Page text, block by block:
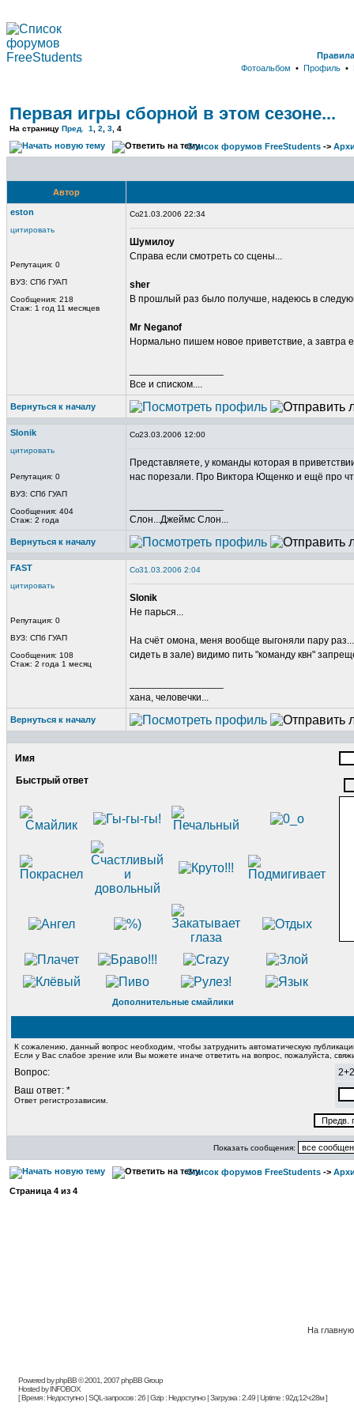
Правила
Фотоальбом • Профиль•
Первая игры сборной в этом сезоне...
На страницу Пред. 1 2 3 4
Список форумов FreeStudents ->
Автор
eston
цитировать
Репутация: 0
ВУЗ: СПб ГУАП
Сообщения: 218
Стаж: 1 год 11 месяцев
21.03.2006 22:34
Шумилоу
Справа если смотреть со сцены...
sher
В прошлый раз было получше, надеюсь в
Mr Neganof
Нормально пишем новое приветствие, а завтра
Все и списком....
Вернуться к началу
Slonik
цитировать
Репутация: 0
ВУЗ: СПб ГУАП
Сообщения: 404
Стаж: 2 года
23.03.2006 12:00
Представляете, у команды которая в
нас порезали. Про Виктора Ющенко и ещё про
Слон...Джеймс Слон...
Вернуться к началу
FAST
цитировать
Репутация: 0
ВУЗ: СПб ГУАП
Сообщения: 108
Стаж: 2 года 1 месяц
31.03.2006 2:04
Slonik
Не парься...
На счёт омона, меня вообще выгоняли пару
сидеть в зале) видимо пить "команду квн"
хана, человечки...
Вернуться к началу
Имя
Быстрый ответ
Дополнительные смайлики
К сожалению, данный вопрос необходим, чтобы затруднить автоматическую
Если у Вас слабое зрение или Вы можете иначе ответить на вопрос, пожалуйста,
Вопрос:
Ваш ответ: *
Ответ регистрозависим.
Показать сообщения:
Список форумов FreeStudents ->
Страница 4 из 4
На главную
Powered by phpBB © 2001, 2007 phpBB Group
Hosted by INFOBOX
[ Время : Недоступно | SQL-запросов : 26 | Gzip : Недоступно | Загрузка : 2.49 | Uptime : 92д:12ч:28м ]